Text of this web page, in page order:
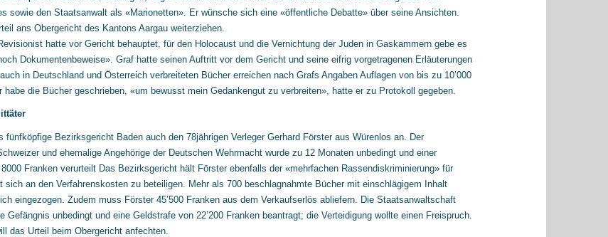
sowie den Staatsanwalt als «Marionetten». Er wünsche sich eine «öffentliche Debatte» über seine Ansichten.
ans Obergericht des Kantons Aargau weiterziehen.
hatte vor Gericht behauptet, für den Holocaust und die Vernichtung der Juden in Gaskammern gebe es
Dokumentenbeweise». Graf hatte seinen Auftritt vor dem Gericht und seine eifrig vorgetragenen Erläuterungen
in Deutschland und Österreich verbreiteten Bücher erreichen nach Grafs Angaben Auflagen von bis zu 10’000
habe die Bücher geschrieben, «um bewusst mein Gedankengut zu verbreiten», hatte er zu Protokoll gegeben.
fünfköpfige Bezirksgericht Baden auch den 78jährigen Verleger Gerhard Förster aus Würenlos an. Der
und ehemalige Angehörige der Deutschen Wehrmacht wurde zu 12 Monaten unbedingt und einer
Franken verurteilt Das Bezirksgericht hält Förster ebenfalls der «mehrfachen Rassendiskriminierung» für
sich an den Verfahrenskosten zu beteiligen. Mehr als 700 beschlagnahmte Bücher mit einschlägigem Inhalt
eingezogen. Zudem muss Förster 45’500 Franken aus dem Verkaufserlös abliefern. Die Staatsanwaltschaft
Gefängnis unbedingt und eine Geldstrafe von 22’200 Franken beantragt; die Verteidigung wollte einen Freispruch.
das Urteil beim Obergericht anfechten.